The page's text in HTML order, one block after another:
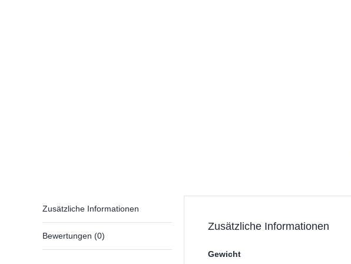
Zusätzliche Informationen
Bewertungen (0)
Zusätzliche Informationen
Gewicht